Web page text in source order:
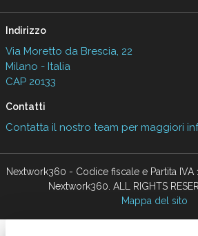
Indirizzo
Via Moretto da Brescia, 22
Milano - Italia
CAP 20133
Contatti
Contatta il nostro team per maggiori
Nextwork360 - Codice fiscale e Partita
Nextwork360. ALL RIGHTS
Mappa del sito